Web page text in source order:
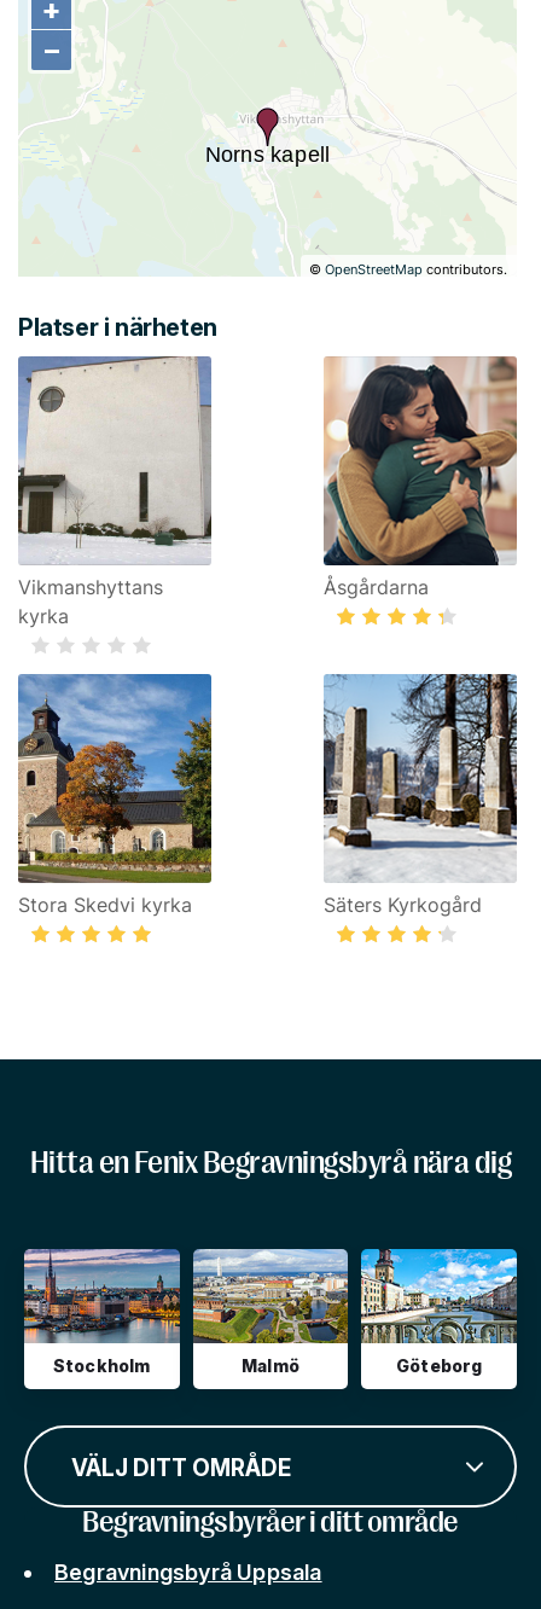
+
−
©OpenStreetMap contributors.
+
−
Platser i närheten
Vikmanshyttans
kyrka
Åsgårdarna
Stora Skedvi kyrka Säters Kyrkogård
Hitta en Fenix Begravningsbyrå nära dig
Stockholm Malmö Göteborg
VÄLJ DITT OMRÅDE
Begravningsbyråer i ditt område
Begravningsbyrå Uppsala